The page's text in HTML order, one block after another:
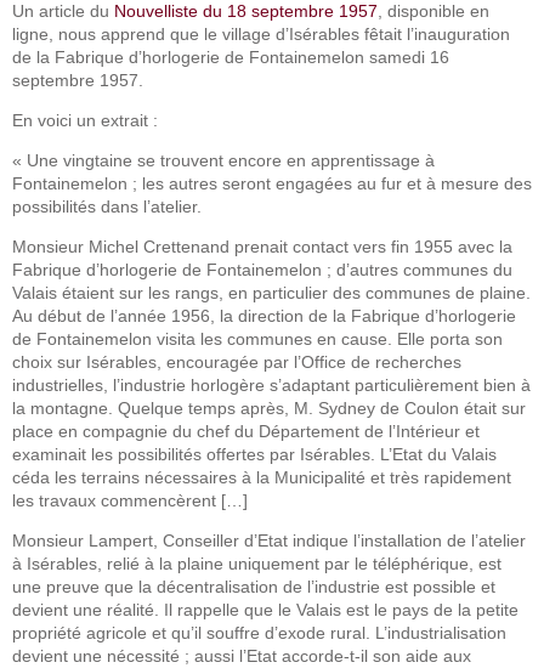
Un article du Nouvelliste du 18 septembre 1957 , disponible en
ligne, nous apprend que le village d’Isérables fêtait l’inauguration
de la Fabrique d’horlogerie de Fontainemelon samedi 16
septembre 1957.
En voici un extrait :
« Une vingtaine se trouvent encore en apprentissage à
Fontainemelon ; les autres seront engagées au fur et à mesure des
possibilités dans l’atelier.
Monsieur Michel Crettenand prenait contact vers fin 1955 avec la
Fabrique d’horlogerie de Fontainemelon ; d’autres communes du
Valais étaient sur les rangs, en particulier des communes de plaine.
Au début de l’année 1956, la direction de la Fabrique d’horlogerie
de Fontainemelon visita les communes en cause. Elle porta son
choix sur Isérables, encouragée par l’Office de recherches
industrielles, l’industrie horlogère s’adaptant particulièrement bien à
la montagne. Quelque temps après, M. Sydney de Coulon était sur
place en compagnie du chef du Département de l’Intérieur et
examinait les possibilités offertes par Isérables. L’Etat du Valais
céda les terrains nécessaires à la Municipalité et très rapidement
les travaux commencèrent […]
Monsieur Lampert, Conseiller d’Etat indique l’installation de l’atelier
à Isérables, relié à la plaine uniquement par le téléphérique, est
une preuve que la décentralisation de l’industrie est possible et
devient une réalité. Il rappelle que le Valais est le pays de la petite
propriété agricole et qu’il souffre d’exode rural. L’industrialisation
devient une nécessité ; aussi l’Etat accorde-t-il son aide aux